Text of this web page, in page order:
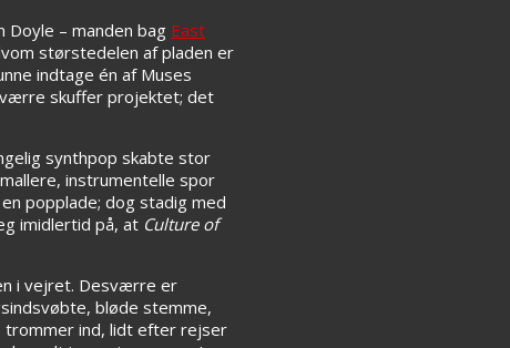
Doyle – manden bag East
størstedelen af pladen er
indtage én af Muses
skuffer projektet; det
synthpop skabte stor
instrumentelle spor
popplade; dog stadig med
imidlertid på, at Culture of
i vejret. Desværre er
bløde stemme,
trommer ind, lidt efter rejser